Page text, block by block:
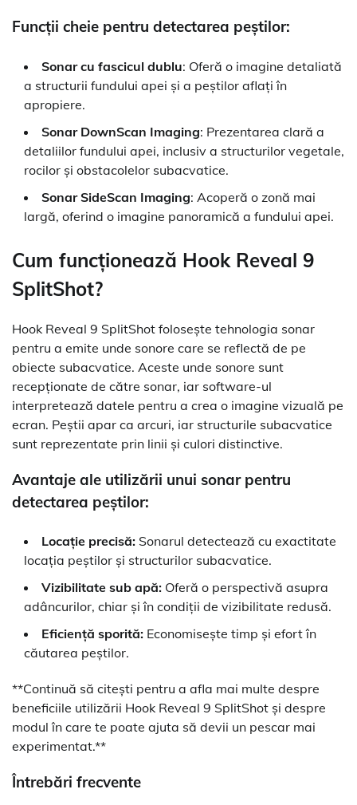
Funcții cheie pentru detectarea peștilor:
Sonar cu fascicul dublu: Oferă o imagine detaliată
a structurii fundului apei și a peștilor aflați în
apropiere.
Sonar DownScan Imaging: Prezentarea clară a
detaliilor fundului apei, inclusiv a structurilor vegetale,
rocilor și obstacolelor subacvatice.
Sonar SideScan Imaging: Acoperă o zonă mai
largă, oferind o imagine panoramică a fundului apei.
Cum funcționează Hook Reveal 9
SplitShot?
Hook Reveal 9 SplitShot folosește tehnologia sonar
pentru a emite unde sonore care se reflectă de pe
obiecte subacvatice. Aceste unde sonore sunt
recepționate de către sonar, iar software-ul
interpretează datele pentru a crea o imagine vizuală pe
ecran. Peștii apar ca arcuri, iar structurile subacvatice
sunt reprezentate prin linii și culori distinctive.
Avantaje ale utilizării unui sonar pentru
detectarea peștilor:
Locație precisă: Sonarul detectează cu exactitate
locația peștilor și structurilor subacvatice.
Vizibilitate sub apă: Oferă o perspectivă asupra
adâncurilor, chiar și în condiții de vizibilitate redusă.
Eficiență sporită: Economisește timp și efort în
căutarea peștilor.
**Continuă să citești pentru a afla mai multe despre
beneficiile utilizării Hook Reveal 9 SplitShot și despre
modul în care te poate ajuta să devii un pescar mai
experimentat.**
Întrebări frecvente